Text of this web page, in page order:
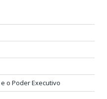
o Poder Executivo